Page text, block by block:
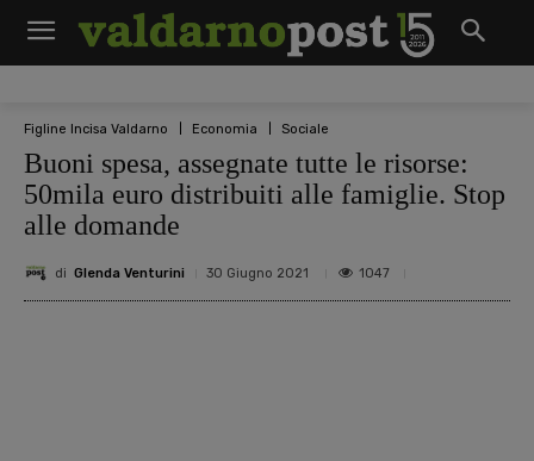
Figline Incisa Valdarno Economia Sociale
Buoni spesa, assegnate tutte le risorse:
50mila euro distribuiti alle famiglie. Stop
alle domande
di Glenda Venturini 30 Giugno 2021 1047